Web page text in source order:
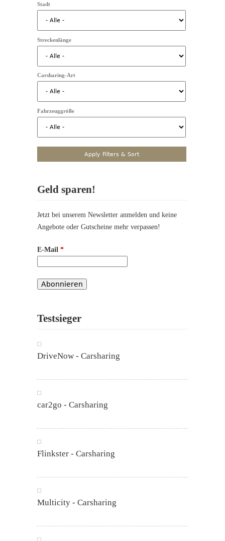
Stadt
Streckenlänge
Carsharing-Art
Fahrzeuggröße
Geld sparen!
Jetzt bei unserem Newsletter anmelden und keine
Angebote oder Gutscheine mehr verpassen!
E-Mail *
Testsieger
DriveNow - Carsharing
car2go - Carsharing
Flinkster - Carsharing
Multicity - Carsharing